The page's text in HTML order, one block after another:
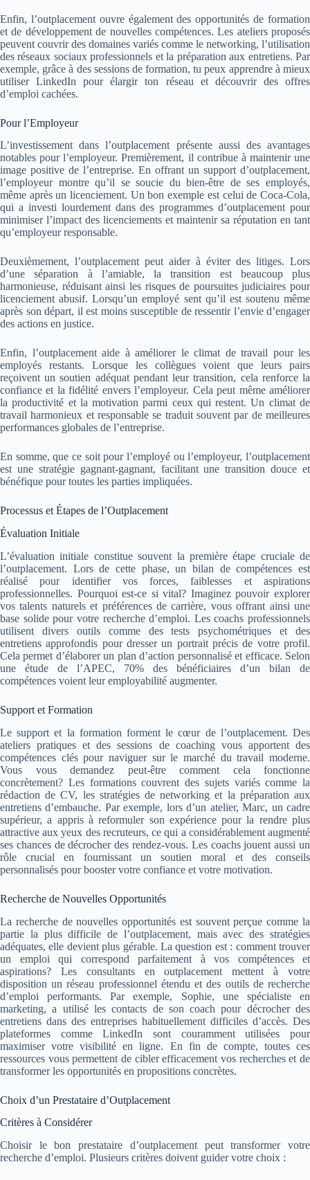
Enfin, l’outplacement ouvre également des opportunités de formation
et de développement de nouvelles compétences. Les ateliers proposés
peuvent couvrir des domaines variés comme le networking, l’utilisation
des réseaux sociaux professionnels et la préparation aux entretiens. Par
exemple, grâce à des sessions de formation, tu peux apprendre à mieux
utiliser LinkedIn pour élargir ton réseau et découvrir des offres
d’emploi cachées.
Pour l’Employeur
L’investissement dans l’outplacement présente aussi des avantages
notables pour l’employeur. Premièrement, il contribue à maintenir une
image positive de l’entreprise. En offrant un support d’outplacement,
l’employeur montre qu’il se soucie du bien-être de ses employés,
même après un licenciement. Un bon exemple est celui de Coca-Cola,
qui a investi lourdement dans des programmes d’outplacement pour
minimiser l’impact des licenciements et maintenir sa réputation en tant
qu’employeur responsable.
Deuxièmement, l’outplacement peut aider à éviter des litiges. Lors
d’une séparation à l’amiable, la transition est beaucoup plus
harmonieuse, réduisant ainsi les risques de poursuites judiciaires pour
licenciement abusif. Lorsqu’un employé sent qu’il est soutenu même
après son départ, il est moins susceptible de ressentir l’envie d’engager
des actions en justice.
Enfin, l’outplacement aide à améliorer le climat de travail pour les
employés restants. Lorsque les collègues voient que leurs pairs
reçoivent un soutien adéquat pendant leur transition, cela renforce la
confiance et la fidélité envers l’employeur. Cela peut même améliorer
la productivité et la motivation parmi ceux qui restent. Un climat de
travail harmonieux et responsable se traduit souvent par de meilleures
performances globales de l’entreprise.
En somme, que ce soit pour l’employé ou l’employeur, l’outplacement
est une stratégie gagnant-gagnant, facilitant une transition douce et
bénéfique pour toutes les parties impliquées.
Processus et Étapes de l’Outplacement
Évaluation Initiale
L’évaluation initiale constitue souvent la première étape cruciale de
l’outplacement. Lors de cette phase, un bilan de compétences est
réalisé pour identifier vos forces, faiblesses et aspirations
professionnelles. Pourquoi est-ce si vital? Imaginez pouvoir explorer
vos talents naturels et préférences de carrière, vous offrant ainsi une
base solide pour votre recherche d’emploi. Les coachs professionnels
utilisent divers outils comme des tests psychométriques et des
entretiens approfondis pour dresser un portrait précis de votre profil.
Cela permet d’élaborer un plan d’action personnalisé et efficace. Selon
une étude de l’APEC, 70% des bénéficiaires d’un bilan de
compétences voient leur employabilité augmenter.
Support et Formation
Le support et la formation forment le cœur de l’outplacement. Des
ateliers pratiques et des sessions de coaching vous apportent des
compétences clés pour naviguer sur le marché du travail moderne.
Vous vous demandez peut-être comment cela fonctionne
concrètement? Les formations couvrent des sujets variés comme la
rédaction de CV, les stratégies de networking et la préparation aux
entretiens d’embauche. Par exemple, lors d’un atelier, Marc, un cadre
supérieur, a appris à reformuler son expérience pour la rendre plus
attractive aux yeux des recruteurs, ce qui a considérablement augmenté
ses chances de décrocher des rendez-vous. Les coachs jouent aussi un
rôle crucial en fournissant un soutien moral et des conseils
personnalisés pour booster votre confiance et votre motivation.
Recherche de Nouvelles Opportunités
La recherche de nouvelles opportunités est souvent perçue comme la
partie la plus difficile de l’outplacement, mais avec des stratégies
adéquates, elle devient plus gérable. La question est : comment trouver
un emploi qui correspond parfaitement à vos compétences et
aspirations? Les consultants en outplacement mettent à votre
disposition un réseau professionnel étendu et des outils de recherche
d’emploi performants. Par exemple, Sophie, une spécialiste en
marketing, a utilisé les contacts de son coach pour décrocher des
entretiens dans des entreprises habituellement difficiles d’accès. Des
plateformes comme LinkedIn sont couramment utilisées pour
maximiser votre visibilité en ligne. En fin de compte, toutes ces
ressources vous permettent de cibler efficacement vos recherches et de
transformer les opportunités en propositions concrètes.
Choix d’un Prestataire d’Outplacement
Critères à Considérer
Choisir le bon prestataire d’outplacement peut transformer votre
recherche d’emploi. Plusieurs critères doivent guider votre choix :